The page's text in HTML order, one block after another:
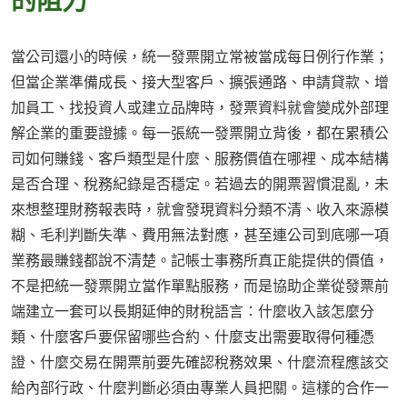
當公司還小的時候，統一發票開立常被當成每日例行作業；
但當企業準備成長、接大型客戶、擴張通路、申請貸款、增
加員工、找投資人或建立品牌時，發票資料就會變成外部理
解企業的重要證據。每一張統一發票開立背後，都在累積公
司如何賺錢、客戶類型是什麼、服務價值在哪裡、成本結構
是否合理、稅務紀錄是否穩定。若過去的開票習慣混亂，未
來想整理財務報表時，就會發現資料分類不清、收入來源模
糊、毛利判斷失準、費用無法對應，甚至連公司到底哪一項
業務最賺錢都說不清楚。記帳士事務所真正能提供的價值，
不是把統一發票開立當作單點服務，而是協助企業從發票前
端建立一套可以長期延伸的財稅語言：什麼收入該怎麼分
類、什麼客戶要保留哪些合約、什麼支出需要取得何種憑
證、什麼交易在開票前要先確認稅務效果、什麼流程應該交
給內部行政、什麼判斷必須由專業人員把關。這樣的合作一